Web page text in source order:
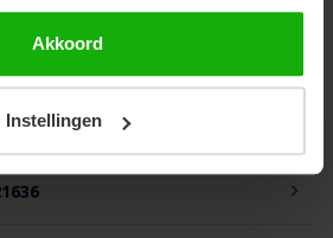
Akkoord
Instellingen
van onze specialisten?
bereikbaarvan 08:30 to 17:00 uur